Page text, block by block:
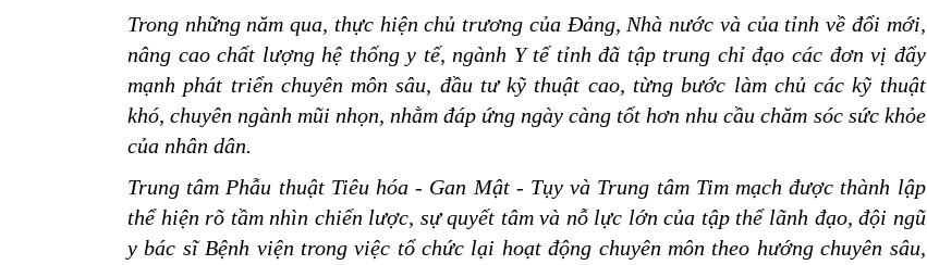
Trong những năm qua, thực hiện chủ trương của Đảng, Nhà nước và của tỉnh về đổi mới,
nâng cao chất lượng hệ thống y tế, ngành Y tế tỉnh đã tập trung chỉ đạo các đơn vị đẩy
mạnh phát triển chuyên môn sâu, đầu tư kỹ thuật cao, từng bước làm chủ các kỹ thuật
khó, chuyên ngành mũi nhọn, nhằm đáp ứng ngày càng tốt hơn nhu cầu chăm sóc sức khỏe
của nhân dân.
Trung tâm Phẫu thuật Tiêu hóa - Gan Mật - Tụy và Trung tâm Tim mạch được thành lập
thể hiện rõ tầm nhìn chiến lược, sự quyết tâm và nỗ lực lớn của tập thể lãnh đạo, đội ngũ
y bác sĩ Bệnh viện trong việc tổ chức lại hoạt động chuyên môn theo hướng chuyên sâu,